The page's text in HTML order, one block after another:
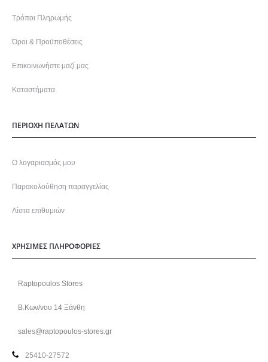
Τρόποι Πληρωμής
Όροι & Προϋποθέσεις
Επικοινωνήστε μαζί μας
Καταστήματα
ΠΕΡΙΟΧΗ ΠΕΛΑΤΩΝ
Ο λογαριασμός μου
Παρακολούθηση παραγγελίας
Λίστα επιθυμιών
ΧΡΗΣΙΜΕΣ ΠΛΗΡΟΦΟΡΙΕΣ
Raptopoulos Stores
Β.Κων/νου 14 Ξάνθη
sales@raptopoulos-stores.gr
25410-27572